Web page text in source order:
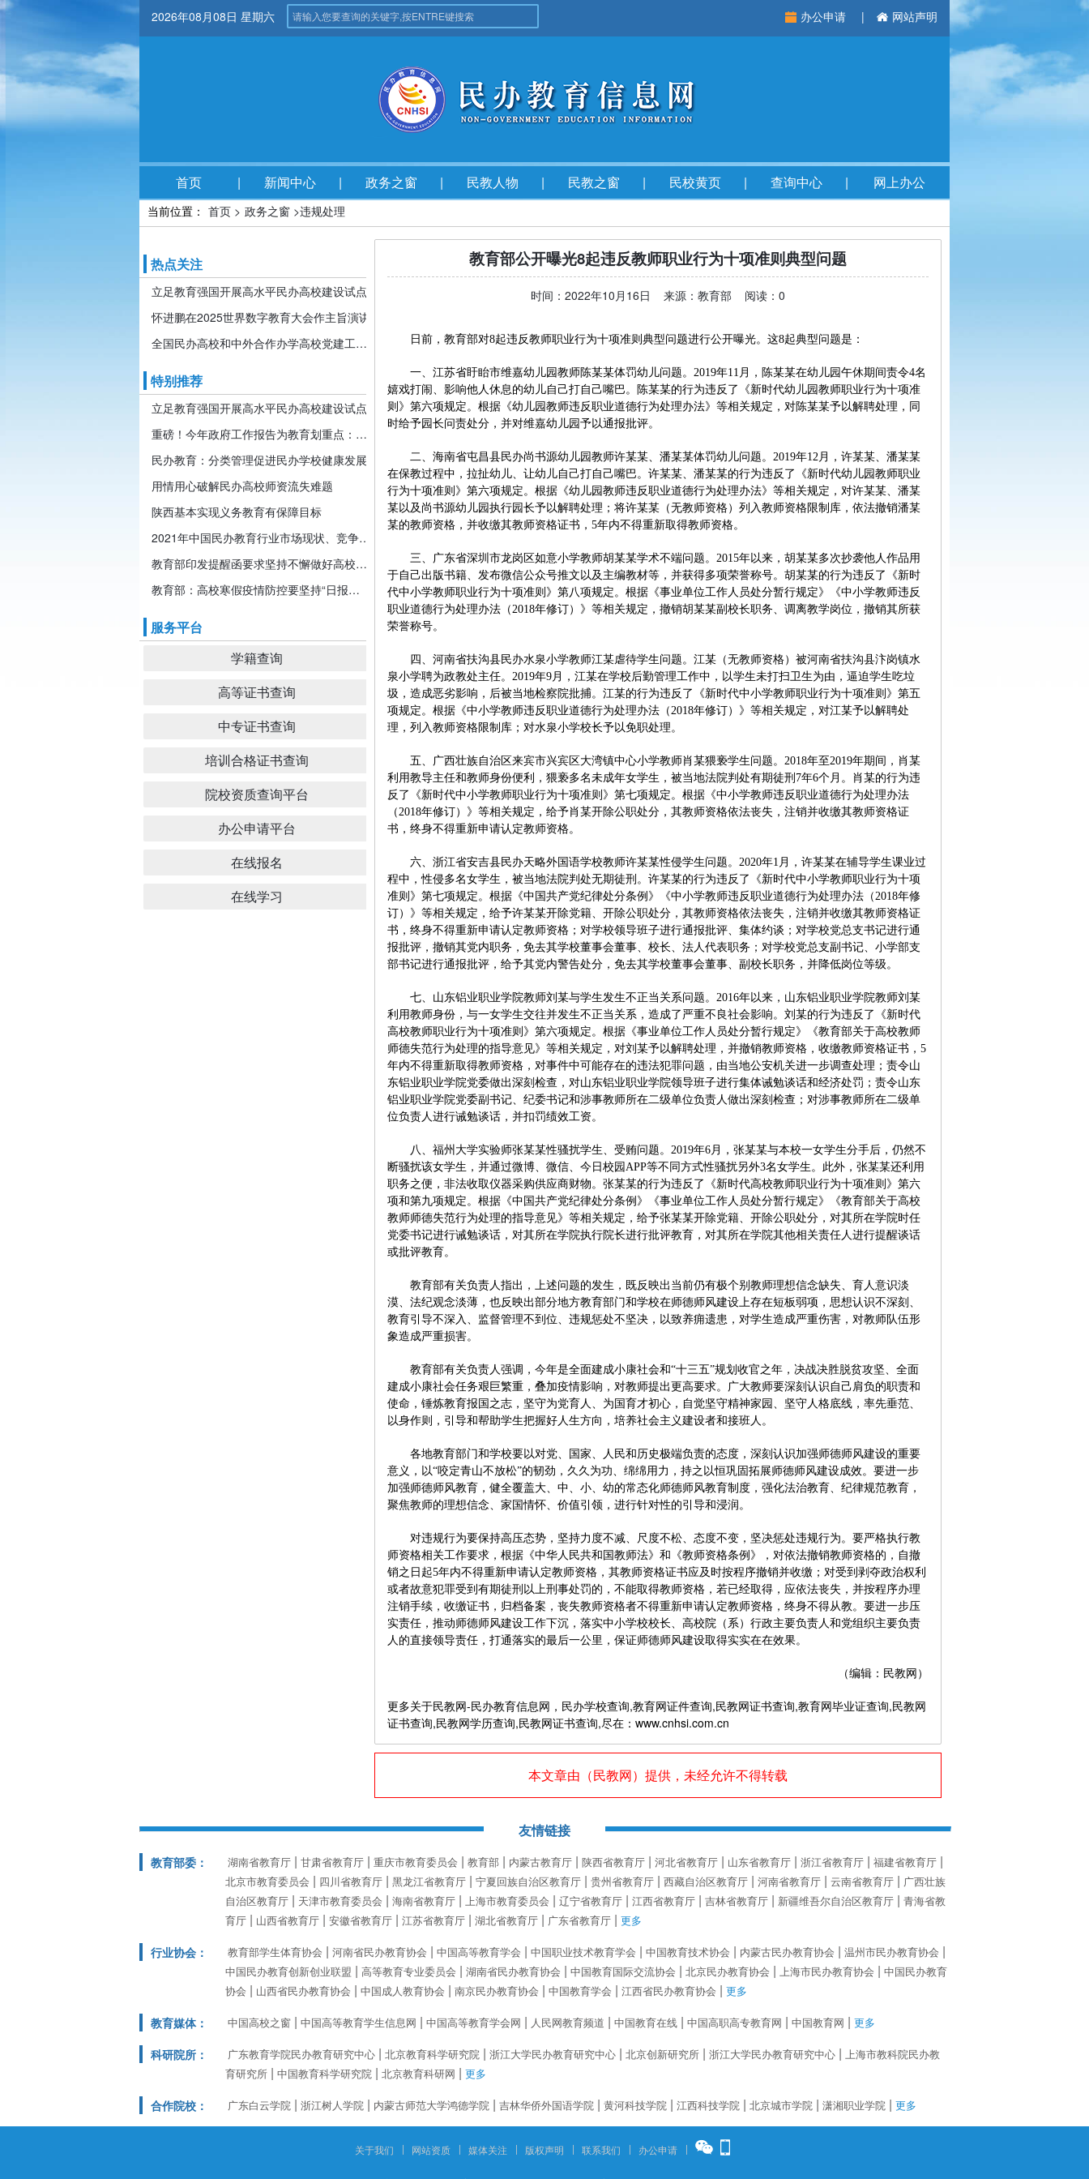
2026年08月08日 星期六 办公申请 网站声明
首页 新闻中心 政务之窗 民教人物 民教之窗 民校黄页 查询中心 网上办公
当前位置： 首页 > 政务之窗 >违规处理
热点关注
立足教育强国开展高水平民办高校建设试点
怀进鹏在2025世界数字教育大会作主旨演讲
全国民办高校和中外合作办学高校党建工作推进会暨引导规范民办教育发展年度会在京召开
特别推荐
立足教育强国开展高水平民办高校建设试点
重磅！今年政府工作报告为教育划重点：发展更加公平更高质量的教育！
民办教育：分类管理促进民办学校健康发展
用情用心破解民办高校师资流失难题
陕西基本实现义务教育有保障目标
2021年中国民办教育行业市场现状、竞争格局及发展前景分析 机构规模或将持续扩张
教育部印发提醒函要求坚持不懈做好高校寒假期间疫情防控工作
教育部：高校寒假疫情防控要坚持“日报告”“零报告”
服务平台
学籍查询
高等证书查询
中专证书查询
培训合格证书查询
院校资质查询平台
办公申请平台
在线报名
在线学习
教育部公开曝光8起违反教师职业行为十项准则典型问题
时间：2022年10月16日 来源：教育部 阅读：0
日前，教育部对8起违反教师职业行为十项准则典型问题进行公开曝光。这8起典型问题是：
一、江苏省盱眙市维嘉幼儿园教师陈某某体罚幼儿问题。2019年11月，陈某某在幼儿园午休期间责令4名
嬉戏打闹、影响他人休息的幼儿自己打自己嘴巴。陈某某的行为违反了《新时代幼儿园教师职业行为十项准
则》第六项规定。根据《幼儿园教师违反职业道德行为处理办法》等相关规定，对陈某某予以解聘处理，同
时给予园长问责处分，并对维嘉幼儿园予以通报批评。
二、海南省屯昌县民办尚书源幼儿园教师许某某、潘某某体罚幼儿问题。2019年12月，许某某、潘某某
在保教过程中，拉扯幼儿、让幼儿自己打自己嘴巴。许某某、潘某某的行为违反了《新时代幼儿园教师职业
行为十项准则》第六项规定。根据《幼儿园教师违反职业道德行为处理办法》等相关规定，对许某某、潘某
某以及尚书源幼儿园执行园长予以解聘处理；将许某某（无教师资格）列入教师资格限制库，依法撤销潘某
某的教师资格，并收缴其教师资格证书，5年内不得重新取得教师资格。
三、广东省深圳市龙岗区如意小学教师胡某某学术不端问题。2015年以来，胡某某多次抄袭他人作品用
于自己出版书籍、发布微信公众号推文以及主编教材等，并获得多项荣誉称号。胡某某的行为违反了《新时
代中小学教师职业行为十项准则》第八项规定。根据《事业单位工作人员处分暂行规定》《中小学教师违反
职业道德行为处理办法（2018年修订）》等相关规定，撤销胡某某副校长职务、调离教学岗位，撤销其所获
荣誉称号。
四、河南省扶沟县民办水泉小学教师江某虐待学生问题。江某（无教师资格）被河南省扶沟县汴岗镇水
泉小学聘为政教处主任。2019年9月，江某在学校后勤管理工作中，以学生未打扫卫生为由，逼迫学生吃垃
圾，造成恶劣影响，后被当地检察院批捕。江某的行为违反了《新时代中小学教师职业行为十项准则》第五
项规定。根据《中小学教师违反职业道德行为处理办法（2018年修订）》等相关规定，对江某予以解聘处
理，列入教师资格限制库；对水泉小学校长予以免职处理。
五、广西壮族自治区来宾市兴宾区大湾镇中心小学教师肖某猥亵学生问题。2018年至2019年期间，肖某
利用教导主任和教师身份便利，猥亵多名未成年女学生，被当地法院判处有期徒刑7年6个月。肖某的行为违
反了《新时代中小学教师职业行为十项准则》第七项规定。根据《中小学教师违反职业道德行为处理办法
（2018年修订）》等相关规定，给予肖某开除公职处分，其教师资格依法丧失，注销并收缴其教师资格证
书，终身不得重新申请认定教师资格。
六、浙江省安吉县民办天略外国语学校教师许某某性侵学生问题。2020年1月，许某某在辅导学生课业过
程中，性侵多名女学生，被当地法院判处无期徒刑。许某某的行为违反了《新时代中小学教师职业行为十项
准则》第七项规定。根据《中国共产党纪律处分条例》《中小学教师违反职业道德行为处理办法（2018年修
订）》等相关规定，给予许某某开除党籍、开除公职处分，其教师资格依法丧失，注销并收缴其教师资格证
书，终身不得重新申请认定教师资格；对学校领导班子进行通报批评、集体约谈；对学校党总支书记进行通
报批评，撤销其党内职务，免去其学校董事会董事、校长、法人代表职务；对学校党总支副书记、小学部支
部书记进行通报批评，给予其党内警告处分，免去其学校董事会董事、副校长职务，并降低岗位等级。
七、山东铝业职业学院教师刘某与学生发生不正当关系问题。2016年以来，山东铝业职业学院教师刘某
利用教师身份，与一女学生交往并发生不正当关系，造成了严重不良社会影响。刘某的行为违反了《新时代
高校教师职业行为十项准则》第六项规定。根据《事业单位工作人员处分暂行规定》《教育部关于高校教师
师德失范行为处理的指导意见》等相关规定，对刘某予以解聘处理，并撤销教师资格，收缴教师资格证书，5
年内不得重新取得教师资格，对事件中可能存在的违法犯罪问题，由当地公安机关进一步调查处理；责令山
东铝业职业学院党委做出深刻检查，对山东铝业职业学院领导班子进行集体诫勉谈话和经济处罚；责令山东
铝业职业学院党委副书记、纪委书记和涉事教师所在二级单位负责人做出深刻检查；对涉事教师所在二级单
位负责人进行诫勉谈话，并扣罚绩效工资。
八、福州大学实验师张某某性骚扰学生、受贿问题。2019年6月，张某某与本校一女学生分手后，仍然不
断骚扰该女学生，并通过微博、微信、今日校园APP等不同方式性骚扰另外3名女学生。此外，张某某还利用
职务之便，非法收取仪器采购供应商财物。张某某的行为违反了《新时代高校教师职业行为十项准则》第六
项和第九项规定。根据《中国共产党纪律处分条例》《事业单位工作人员处分暂行规定》《教育部关于高校
教师师德失范行为处理的指导意见》等相关规定，给予张某某开除党籍、开除公职处分，对其所在学院时任
党委书记进行诫勉谈话，对其所在学院执行院长进行批评教育，对其所在学院其他相关责任人进行提醒谈话
或批评教育。
教育部有关负责人指出，上述问题的发生，既反映出当前仍有极个别教师理想信念缺失、育人意识淡
漠、法纪观念淡薄，也反映出部分地方教育部门和学校在师德师风建设上存在短板弱项，思想认识不深刻、
教育引导不深入、监督管理不到位、违规惩处不坚决，以致养痈遗患，对学生造成严重伤害，对教师队伍形
象造成严重损害。
教育部有关负责人强调，今年是全面建成小康社会和“十三五”规划收官之年，决战决胜脱贫攻坚、全面
建成小康社会任务艰巨繁重，叠加疫情影响，对教师提出更高要求。广大教师要深刻认识自己肩负的职责和
使命，锤炼教育报国之志，坚守为党育人、为国育才初心，自觉坚守精神家园、坚守人格底线，率先垂范、
以身作则，引导和帮助学生把握好人生方向，培养社会主义建设者和接班人。
各地教育部门和学校要以对党、国家、人民和历史极端负责的态度，深刻认识加强师德师风建设的重要
意义，以“咬定青山不放松”的韧劲，久久为功、绵绵用力，持之以恒巩固拓展师德师风建设成效。要进一步
加强师德师风教育，健全覆盖大、中、小、幼的常态化师德师风教育制度，强化法治教育、纪律规范教育，
聚焦教师的理想信念、家国情怀、价值引领，进行针对性的引导和浸润。
对违规行为要保持高压态势，坚持力度不减、尺度不松、态度不变，坚决惩处违规行为。要严格执行教
师资格相关工作要求，根据《中华人民共和国教师法》和《教师资格条例》，对依法撤销教师资格的，自撤
销之日起5年内不得重新申请认定教师资格，其教师资格证书应及时按程序撤销并收缴；对受到剥夺政治权利
或者故意犯罪受到有期徒刑以上刑事处罚的，不能取得教师资格，若已经取得，应依法丧失，并按程序办理
注销手续，收缴证书，归档备案，丧失教师资格者不得重新申请认定教师资格，终身不得从教。要进一步压
实责任，推动师德师风建设工作下沉，落实中小学校校长、高校院（系）行政主要负责人和党组织主要负责
人的直接领导责任，打通落实的最后一公里，保证师德师风建设取得实实在在效果。
（编辑：民教网）
更多关于民教网-民办教育信息网，民办学校查询,教育网证件查询,民教网证书查询,教育网毕业证查询,民教网
证书查询,民教网学历查询,民教网证书查询,尽在：www.cnhsi.com.cn
本文章由（民教网）提供，未经允许不得转载
友情链接
教育部委： 湖南省教育厅 甘肃省教育厅 重庆市教育委员会 教育部 内蒙古教育厅 陕西省教育厅 河北省教育厅 山东省教育厅 浙江省教育厅
福建省教育厅
北京市教育委员会
四川省教育厅 黑龙江省教育厅 宁夏回族自治区教育厅 贵州省教育厅 西藏自治区教育厅 河南省教育厅 云南省教育厅
广西壮族
自治区教育厅
天津市教育委员会 海南省教育厅 上海市教育委员会 辽宁省教育厅 江西省教育厅 吉林省教育厅 新疆维吾尔自治区教育厅
青海省教
育厅
山西省教育厅 安徽省教育厅 江苏省教育厅 湖北省教育厅 广东省教育厅 更多
行业协会： 教育部学生体育协会 河南省民办教育协会 中国高等教育学会 中国职业技术教育学会 中国教育技术协会 内蒙古民办教育协会
温州市民办教育协会
中国民办教育创新创业联盟
高等教育专业委员会 湖南省民办教育协会 中国教育国际交流协会 北京民办教育协会 上海市民办教育协会
中国民办教育
协会
山西省民办教育协会 中国成人教育协会 南京民办教育协会 中国教育学会 江西省民办教育协会 更多
教育媒体： 中国高校之窗 中国高等教育学生信息网 中国高等教育学会网 人民网教育频道 中国教育在线 中国高职高专教育网 中国教育网 更多
科研院所： 广东教育学院民办教育研究中心 北京教育科学研究院 浙江大学民办教育研究中心 北京创新研究所 浙江大学民办教育研究中心
上海市教科院民办教
育研究所
中国教育科学研究院 北京教育科研网 更多
合作院校： 广东白云学院 浙江树人学院 内蒙古师范大学鸿德学院 吉林华侨外国语学院 黄河科技学院 江西科技学院 北京城市学院 潇湘职业学院 更多
关于我们 网站资质 媒体关注 版权声明 联系我们 办公申请